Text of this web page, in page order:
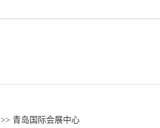
>> 青岛国际会展中心